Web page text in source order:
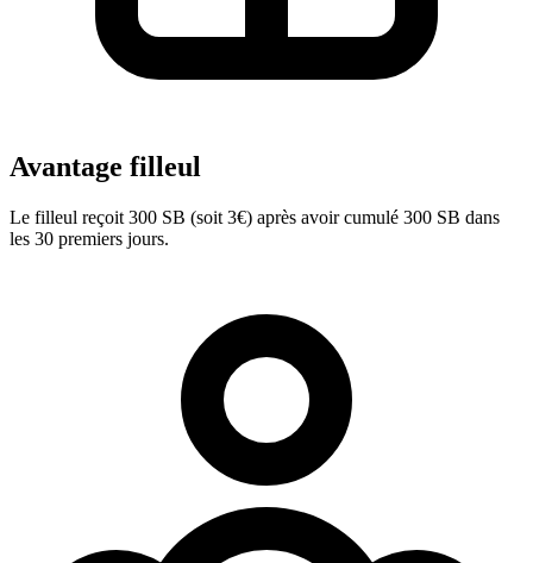
Avantage filleul
Le filleul reçoit 300 SB (soit 3€) après avoir cumulé 300 SB dans
les 30 premiers jours.